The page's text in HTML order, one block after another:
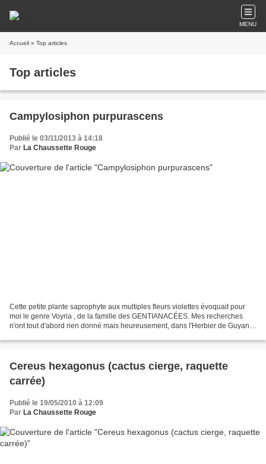
MENU
Accueil » Top articles
Top articles
Campylosiphon purpurascens
Publié le 03/11/2013 à 14:18
Par La Chaussette Rouge
Cette petite plante saprophyte aux multiples fleurs violettes évoquait pour
moi le genre Voyria , de la famille des GENTIANACÉES. Mes recherches
n'ont tout d'abord rien donné mais heureusement, dans l'Herbier de Guyane,
Cereus hexagonus (cactus cierge, raquette
carrée)
Publié le 19/05/2010 à 12:09
Par La Chaussette Rouge